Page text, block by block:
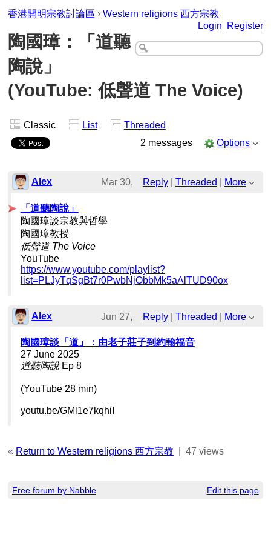
香港開明宗教討論區 › Western religions 西方宗教
Login
Register
陶國璋：「道聽
陶說」
(YouTube: 低聲道 The Voice)
Classic List
Threaded
2 messages
Options
Alex Reply| Threaded More
Mar 30,
3:16pm
「道聽陶說」
陶國璋談宗教與哲學
陶國璋教授
低聲道 The Voice
YouTube
https://www.youtube.com/playlist?
list=PLJyTqSgBt7r0PwbNjObbMk5aAlTUD90ox
Alex Reply| Threaded More
Jun 27,
2025;
陶國璋談「道」：由老子莊子到約翰福音
27 June 2025
道聽陶說Ep 8
(YouTube 28 min)
youtu.be/GMl1e7kqhiI
« Return to Western religions 西方宗教 47 views
Free forum by Nabble Edit this page